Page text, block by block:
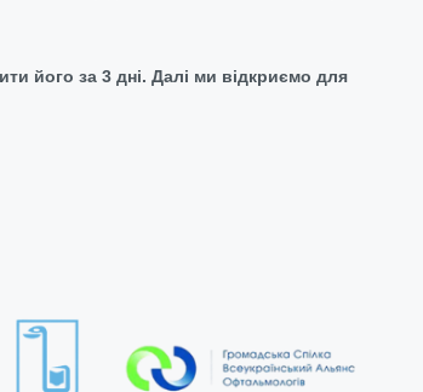
його за 3 дні. Далі ми відкриємо для